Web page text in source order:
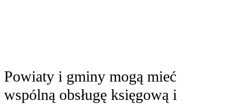
Powiaty i gminy mogą mieć
wspólną obsługę księgową i